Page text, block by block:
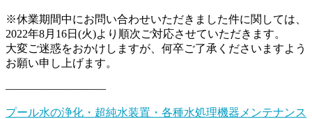
※休業期間中にお問い合わせいただきました件に関しては、
2022年8月16日(火)より順次ご対応させていただきます。
大変ご迷惑をおかけしますが、何卒ご了承くださいますよう
お願い申し上げます。
—————————
プール水の浄化・超純水装置・各種水処理機器メンテナンス